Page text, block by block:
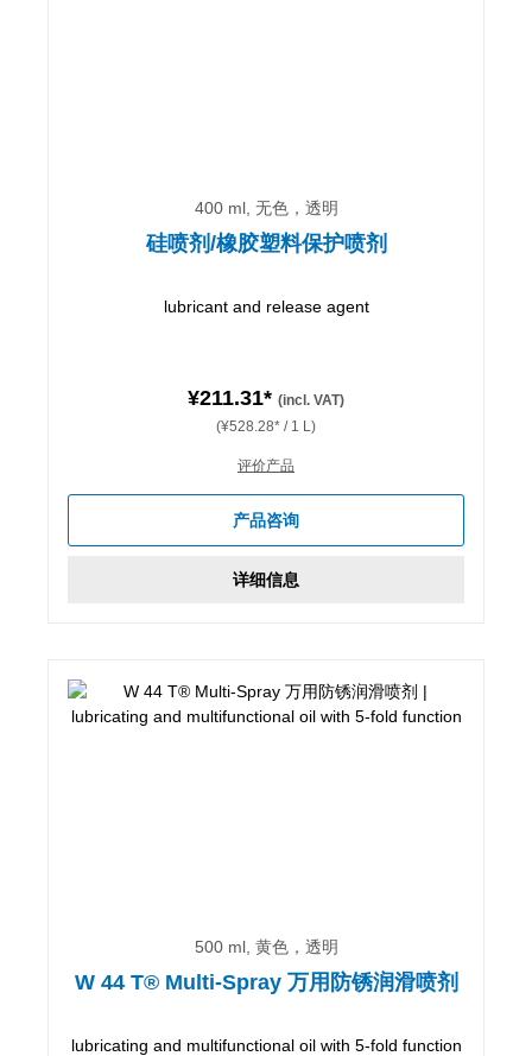
400 ml, 无色，透明
硅喷剂/橡胶塑料保护喷剂
lubricant and release agent
¥211.31* (incl. VAT)
(¥528.28* / 1 L)
评价产品
产品咨询
详细信息
500 ml, 黄色，透明
W 44 T® Multi-Spray 万用防锈润滑喷剂
lubricating and multifunctional oil with 5-fold function